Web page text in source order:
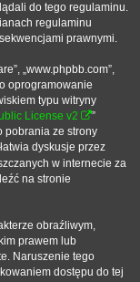
do tego regulaminu.
regulaminu
prawnymi.
„www.phpbb.com”,
oprogramowanie
typu witryny
License v2
”
pobrania ze strony
dyskusje przez
w internecie za
na stronie
obraźliwym,
prawem lub
Naruszenie tego
dostępu do tej